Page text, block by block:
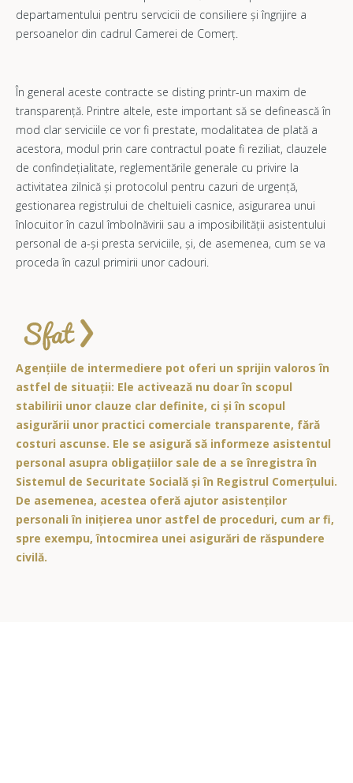
departamentului pentru servcicii de consiliere și îngrijire a
persoanelor din cadrul Camerei de Comerț.
În general aceste contracte se disting printr-un maxim de
transparență. Printre altele, este important să se definească în
mod clar serviciile ce vor fi prestate, modalitatea de plată a
acestora, modul prin care contractul poate fi reziliat, clauzele
de confindețialitate, reglementările generale cu privire la
activitatea zilnică și protocolul pentru cazuri de urgență,
gestionarea registrului de cheltuieli casnice, asigurarea unui
înlocuitor în cazul îmbolnăvirii sau a imposibilității asistentului
personal de a-și presta serviciile, și, de asemenea, cum se va
proceda în cazul primirii unor cadouri.
Agențiile de intermediere pot oferi un sprijin valoros în
astfel de situații: Ele activează nu doar în scopul
stabilirii unor clauze clar definite, ci și în scopul
asigurării unor practici comerciale transparente, fără
costuri ascunse. Ele se asigură să informeze asistentul
personal asupra obligațiilor sale de a se înregistra în
Sistemul de Securitate Socială și în Registrul Comerțului.
De asemenea, acestea oferă ajutor asistenților
personali în inițierea unor astfel de proceduri, cum ar fi,
spre exempu, întocmirea unei asigurări de răspundere
civilă.